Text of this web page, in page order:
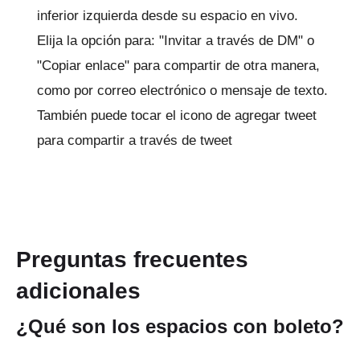
inferior izquierda desde su espacio en vivo.
Elija la opción para: "Invitar a través de DM" o
"Copiar enlace" para compartir de otra manera,
como por correo electrónico o mensaje de texto.
También puede tocar el icono de agregar tweet
para compartir a través de tweet
Preguntas frecuentes
adicionales
¿Qué son los espacios con boleto?